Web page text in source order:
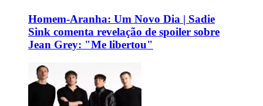
Homem-Aranha: Um Novo Dia | Sadie
Sink comenta revelação de spoiler sobre
Jean Grey: "Me libertou"